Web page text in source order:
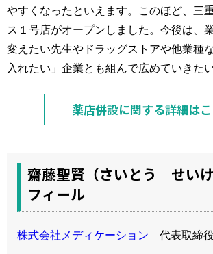
やすくなったといえます。このほど、三
ス１号店がオープンしました。今後は、
変えたい先生やドラッグストアや他業種
入れたい」企業とも組んで広めていきたい
薬店併設に関する詳細は
齋藤聖賢（さいとう せい
フィール
株式会社メディケーション 代表取締